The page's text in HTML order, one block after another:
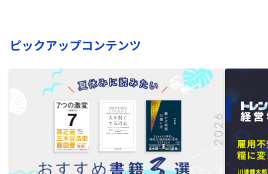
ピックアップコンテンツ